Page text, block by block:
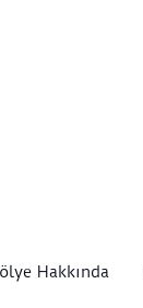
Hakkında